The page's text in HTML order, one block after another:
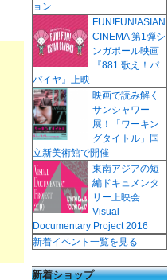
ョン
FUN!FUN!ASIAN
CINEMA 第1弾シ
ンガポール映画
『881 歌え！パ
パイヤ』上映
映画で読み解く
サンシャワー
展！「ワーキン
グタイトル」国
立新美術館で開催
東南アジアの短
編ドキュメンタ
リー上映会
Visual
Documentary Project 2016
新着イベント一覧を見る
新着ショップ